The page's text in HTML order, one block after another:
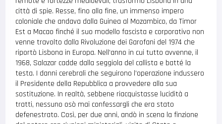
città di spie. Resse, fino alla fine, un immenso impero
coloniale che andava dalla Guinea al Mozambico, da Timor
Est a Macao finché il suo modello fascista e corporativo non
venne travolto dalla Rivoluzione dei Garofani del 1974 che
riportò Lisbona in Europa. Nell’anno in cui tutto avvenne, il
1968, Salazar cadde dalla seggiola del callista e batté la
testa. I danni cerebrali che seguirono l’operazione indussero
il Presidente della Repubblica a provvedere alla sua
sostituzione. In realtà, sebbene riacquistasse lucidità a
tratti, nessuno osò mai confessargli che era stato
defenestrato. Così, per due anni, andò in scena la finzione